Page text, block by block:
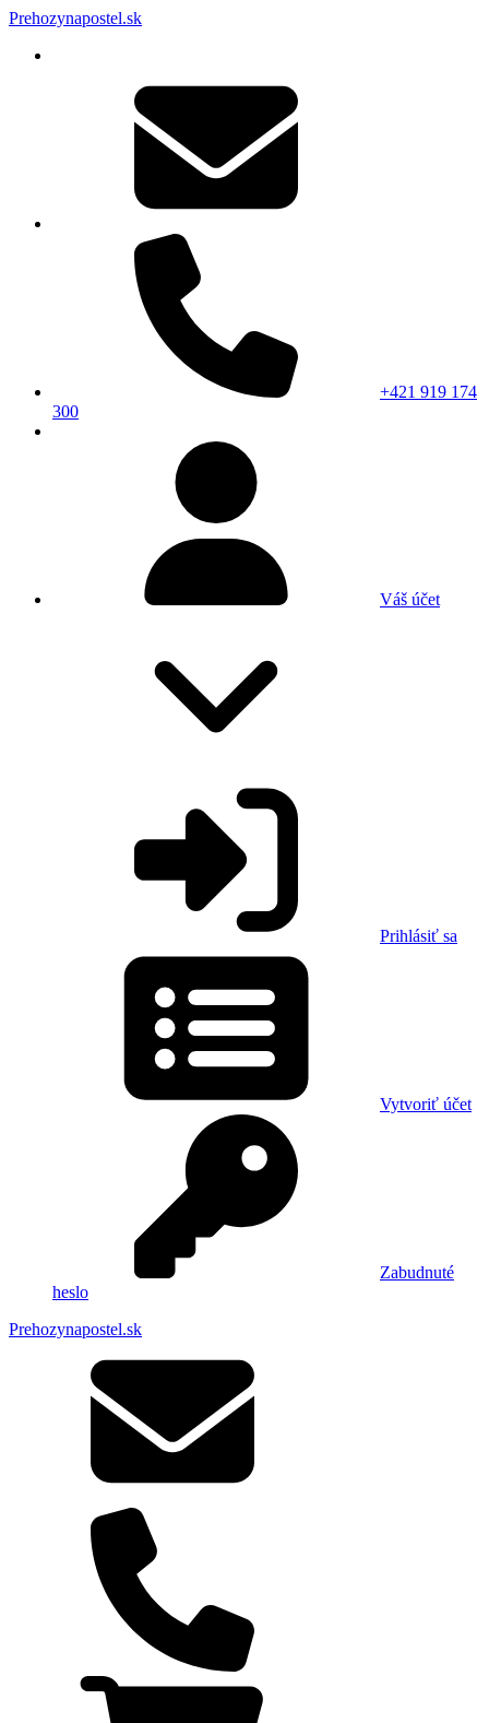
Prehozynapostel.sk
+421 919 174
300
Váš účet
Prihlásiť sa
Vytvoriť účet
Zabudnuté
heslo
Prehozynapostel.sk